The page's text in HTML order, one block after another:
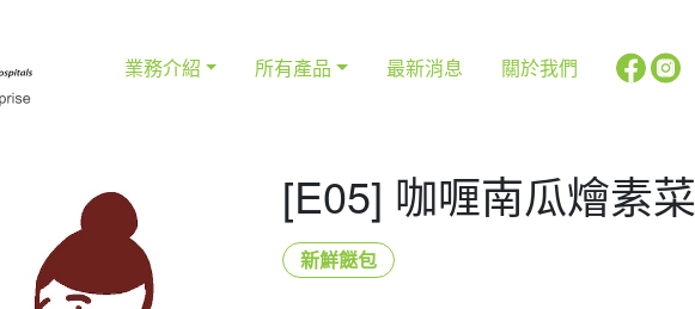
業務介紹 所有產品 最新消息 關於我們
[E05] 咖喱南瓜燴素菜
新鮮餸包